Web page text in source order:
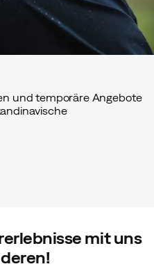
und temporäre Angebote
mit uns